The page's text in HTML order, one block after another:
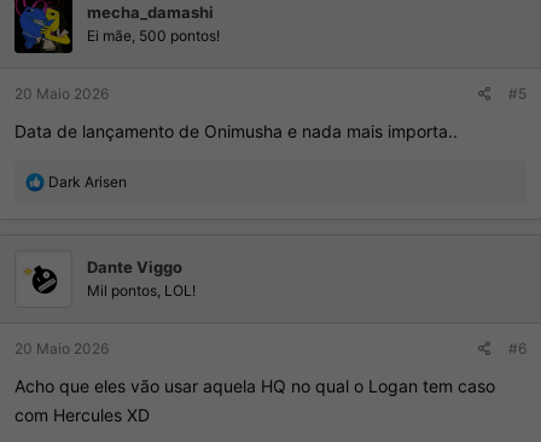
e
s
mecha_damashi
Ei mãe, 500 pontos!
20 Maio 2026 #5
Data de lançamento de Onimusha e nada mais importa..
R
õ
e
Dark Arisen
Dante Viggo
Mil pontos, LOL!
20 Maio 2026 #6
Acho que eles vão usar aquela HQ no qual o Logan tem caso
com Hercules XD